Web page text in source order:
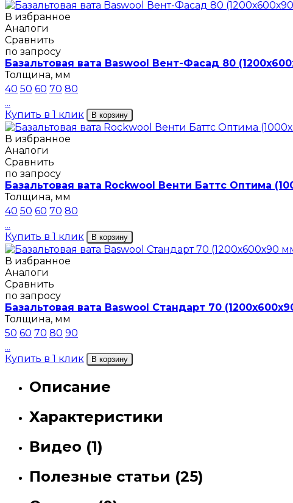
В избранное
Аналоги
Сравнить
по запросу
Базальтовая вата Baswool Вент-Фасад 80
Толщина, мм
40 50 60 70 80
...
Купить в 1 клик
В корзину
В избранное
Аналоги
Сравнить
по запросу
Базальтовая вата Rockwool Венти Баттс Оптима
Толщина, мм
40 50 60 70 80
...
Купить в 1 клик
В корзину
В избранное
Аналоги
Сравнить
по запросу
Базальтовая вата Baswool Стандарт 70
Толщина, мм
50 60 70 80 90
...
Купить в 1 клик
В корзину
Описание
Характеристики
Видео (1)
Полезные статьи (25)